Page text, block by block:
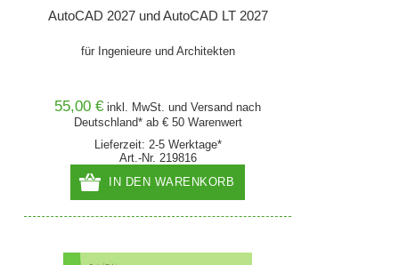
AutoCAD 2027 und AutoCAD LT 2027
für Ingenieure und Architekten
55,00 € inkl. MwSt. undVersand nach
Deutschland* ab € 50 Warenwert
Lieferzeit: 2-5 Werktage*
Art.-Nr. 219816
IN DEN WARENKORB